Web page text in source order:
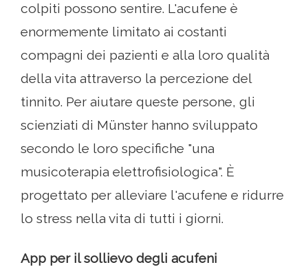
colpiti possono sentire. L'acufene è
enormemente limitato ai costanti
compagni dei pazienti e alla loro qualità
della vita attraverso la percezione del
tinnito. Per aiutare queste persone, gli
scienziati di Münster hanno sviluppato
secondo le loro specifiche "una
musicoterapia elettrofisiologica". È
progettato per alleviare l'acufene e ridurre
lo stress nella vita di tutti i giorni.
App per il sollievo degli acufeni